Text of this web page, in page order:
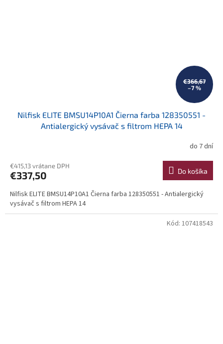
€366,67
–7 %
Nilfisk ELITE BMSU14P10A1 Čierna farba 128350551 -
Antialergický vysávač s filtrom HEPA 14
do 7 dní
€415,13 vrátane DPH
€337,50 Do košíka
Nilfisk ELITE BMSU14P10A1 Čierna farba 128350551 - Antialergický
vysávač s filtrom HEPA 14
Kód: 107418543